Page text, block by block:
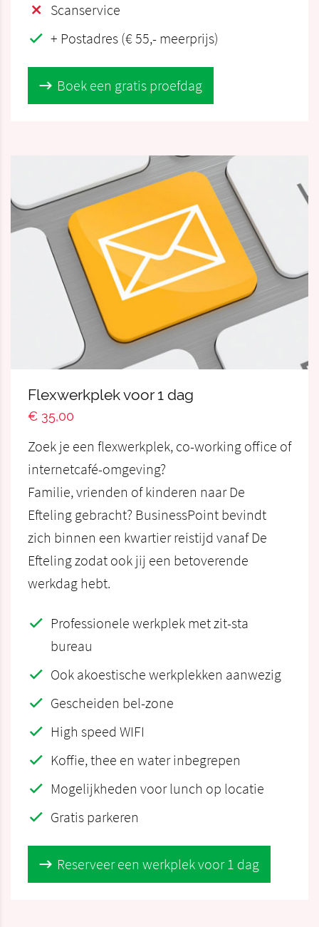
Scanservice
+ Postadres (€ 55,- meerprijs)
Boek een gratis proefdag
Flexwerkplek voor 1 dag
€ 35,00
Zoek je een flexwerkplek, co-working office of
internetcafé-omgeving?
Familie, vrienden of kinderen naar De
Efteling gebracht? BusinessPoint bevindt
zich binnen een kwartier reistijd vanaf De
Efteling zodat ook jij een betoverende
werkdag hebt.
Professionele werkplek met zit-sta
bureau
Ook akoestische werkplekken aanwezig
Gescheiden bel-zone
High speed WIFI
Koffie, thee en water inbegrepen
Mogelijkheden voor lunch op locatie
Gratis parkeren
Reserveer een werkplek voor 1 dag